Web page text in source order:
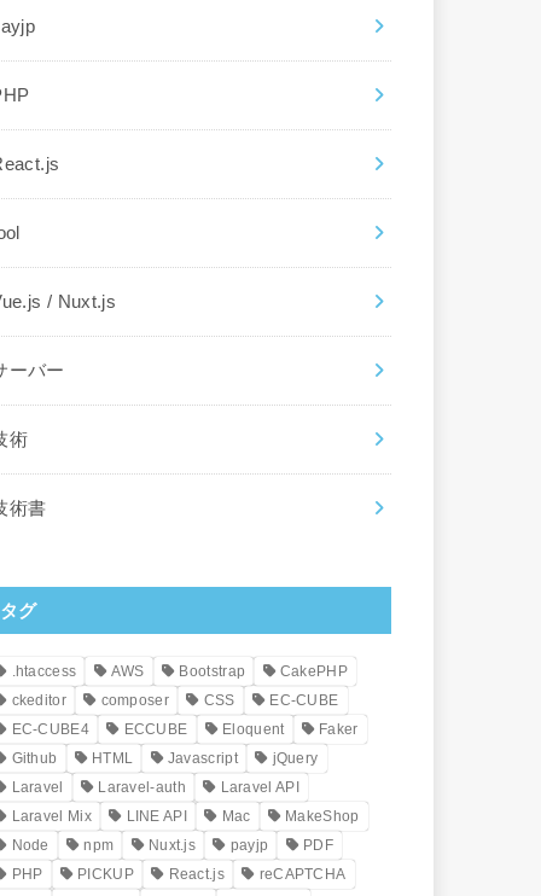
/ Nuxt.js
ーバー
術
術書
タグ
.htaccess AWS Bootstrap
CakePHP
ckeditor
composer CSS
EC-CUBE
EC-CUBE4
ECCUBE Eloquent
Faker
Github
HTML Javascript
jQuery
Laravel
Laravel-auth
Laravel API
Laravel Mix
LINE API Mac
MakeShop
Node
npm Nuxt.js payjp
PDF
PHP
PICKUP React.js
reCAPTCHA